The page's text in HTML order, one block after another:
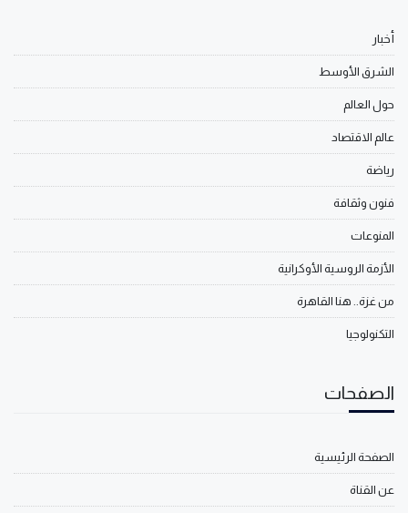
أخبار
الشرق الأوسط
حول العالم
عالم الاقتصاد
رياضة
فنون وثقافة
المنوعات
الأزمة الروسية الأوكرانية
من غزة.. هنا القاهرة
التكنولوجيا
الصفحات
الصفحة الرئيسية
عن القناة